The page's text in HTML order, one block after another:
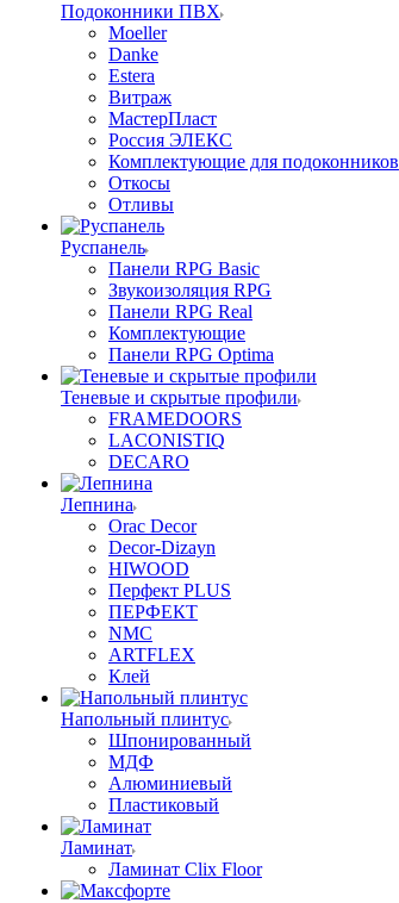
Подоконники ПВХ
Moeller
Danke
Estera
Витраж
МастерПласт
Россия ЭЛЕКС
Комплектующие для подоконников
Откосы
Отливы
Руспанель
Панели RPG Basic
Звукоизоляция RPG
Панели RPG Real
Комплектующие
Панели RPG Optima
Теневые и скрытые профили
FRAMEDOORS
LACONISTIQ
DECARO
Лепнина
Orac Decor
Decor-Dizayn
HIWOOD
Перфект PLUS
ПЕРФЕКТ
NMC
ARTFLEX
Клей
Напольный плинтус
Шпонированный
МДФ
Алюминиевый
Пластиковый
Ламинат
Ламинат Clix Floor